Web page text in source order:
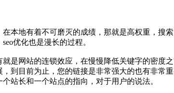
本地有着不可磨灭的成绩，那就是高权重，搜
优化也是漫长的过程。
是网站的连锁效应，在慢慢降低关键字的密度
到目前为止，您的链接是非常强大的也有非常
站长和一个站点的指向，对于用户的说法。